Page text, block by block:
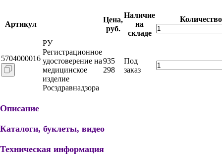
Артикул
Цена,
руб.
Наличие
на
складе
Количество
5704000016
РУ
Регистрационное
удостоверение на
медицинское
изделие
Росздравнадзора
935
298
Под
заказ
Описание
Каталоги, буклеты, видео
Техническая информация